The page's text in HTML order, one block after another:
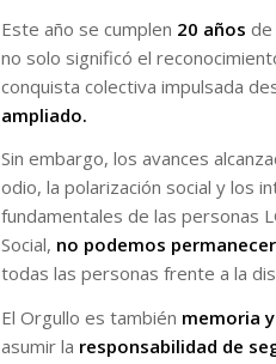
Este año se cumplen 20 años de
no solo significó el
conquista colectiva impulsada
ampliado.
Sin embargo, los avances
odio, la polarización social y los
fundamentales de las personas
Social, no podemos
todas las personas frente a la
El Orgullo es también memoria
asumir la responsabilidad de